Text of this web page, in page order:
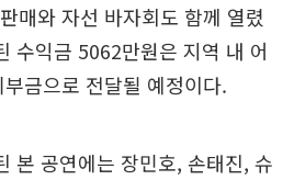
매와 자선 바자회도 함께 열렸
수익금 5062만원은 지역 내 어
금으로 전달될 예정이다.
본 공연에는 장민호, 손태진, 슈